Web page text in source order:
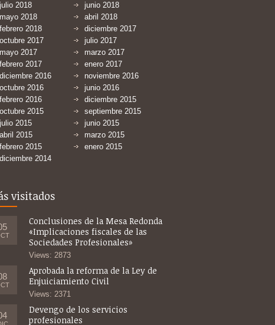
julio 2018
junio 2018
mayo 2018
abril 2018
febrero 2018
diciembre 2017
octubre 2017
julio 2017
mayo 2017
marzo 2017
febrero 2017
enero 2017
diciembre 2016
noviembre 2016
octubre 2016
junio 2016
febrero 2016
diciembre 2015
octubre 2015
septiembre 2015
julio 2015
junio 2015
abril 2015
marzo 2015
febrero 2015
enero 2015
diciembre 2014
visitados
Conclusiones de la Mesa Redonda
«Implicaciones fiscales de las
Sociedades Profesionales»
Views: 2873
Aprobada la reforma de la Ley de
Enjuiciamiento Civil
Views: 2371
Devengo de los servicios
profesionales